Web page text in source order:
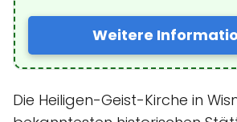
Weitere
Die Heiligen-Geist-Kirche in